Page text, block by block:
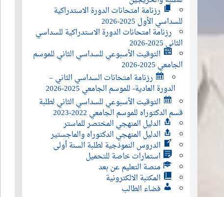
رزنامة امتحانات الدورة الاستدراكية
للسداسي الأول 2025-2026
رزنامة امتحانات الدورة الاستدراكية للسداسي
الثاني 2025-2026
التوقيت الأسبوعي للسداسي الثاني للموسم
الجامعي 2025-2026
رزنامة امتحانات السداسي الثاني –
الدورة العادية- للموسم الجامعي 2025-2026
التوقيت الأسبوعي للسداسي الثاني لطلبة
قسم الدكتوراه للموسم الجامعي 2022-2023
الدليل المنهجي المختصر للماستر
الدليل المنهجي الدكتوراه والماجستير
الدروس النموذجية لطلبة السنة أولى
استمارات خاصة للتحميل
منصة التعليم عن بعد
المكتبة الالكترونية
فضاء الطالب